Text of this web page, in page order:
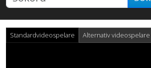
Standardvideospelare Alternativ videospelare